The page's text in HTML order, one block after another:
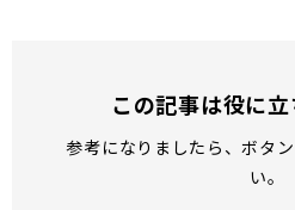
この記事は役に
参考になりましたら、ボタ
い。